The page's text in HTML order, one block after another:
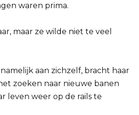
waren prima.
maar ze wilde niet te veel
aan zichzelf, bracht haar
zoeken naar nieuwe banen
leven weer op de rails te